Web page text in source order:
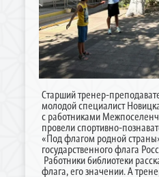
Старший тренер-
молодой специалист
с работниками
провели спортивно-
«Под флагом родной
государственного флага
Работники библиотеки
флага, его значении. А